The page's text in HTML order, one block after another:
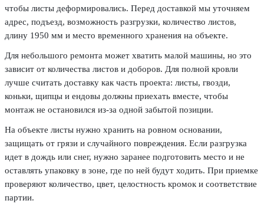
чтобы листы деформировались. Перед доставкой мы уточняем
адрес, подъезд, возможность разгрузки, количество листов,
длину 1950 мм и место временного хранения на объекте.
Для небольшого ремонта может хватить малой машины, но это
зависит от количества листов и доборов. Для полной кровли
лучше считать доставку как часть проекта: листы, гвозди,
коньки, щипцы и ендовы должны приехать вместе, чтобы
монтаж не остановился из-за одной забытой позиции.
На объекте листы нужно хранить на ровном основании,
защищать от грязи и случайного повреждения. Если разгрузка
идет в дождь или снег, нужно заранее подготовить место и не
оставлять упаковку в зоне, где по ней будут ходить. При приемке
проверяют количество, цвет, целостность кромок и соответствие
партии.